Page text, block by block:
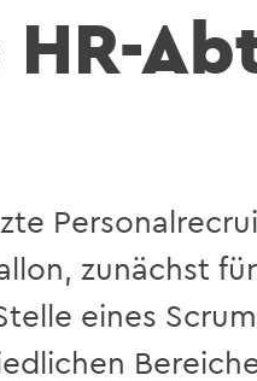
zunächst für
eines Scrum